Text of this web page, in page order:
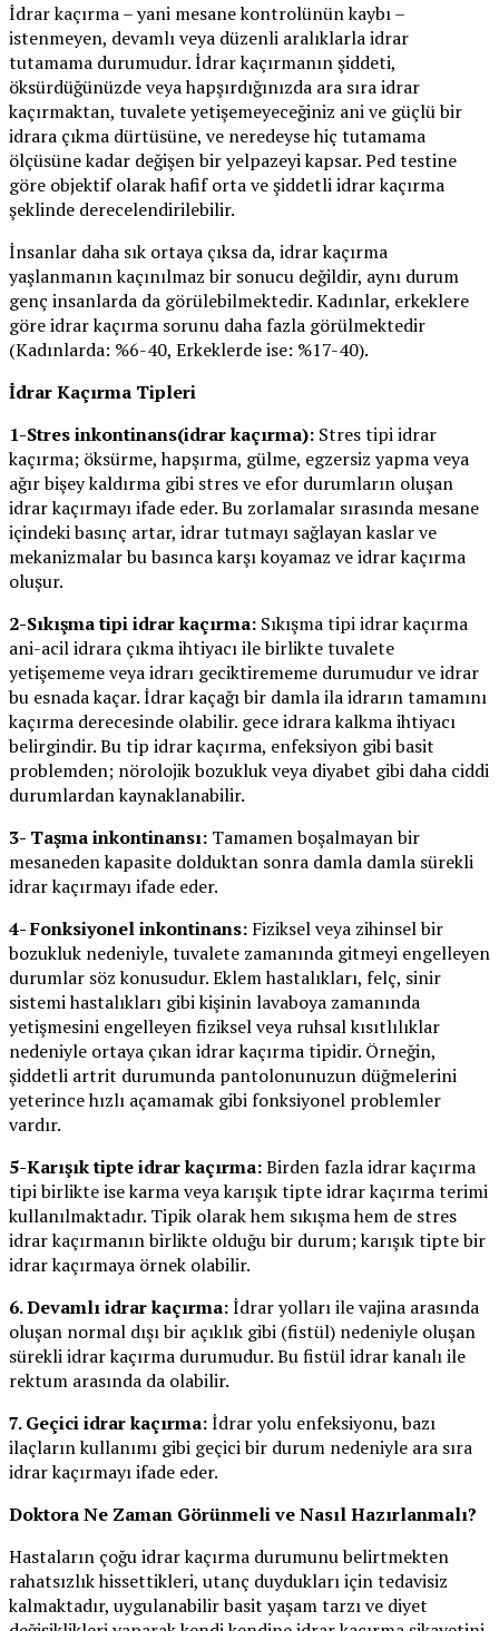
İdrar kaçırma – yani mesane kontrolünün kaybı –
istenmeyen, devamlı veya düzenli aralıklarla idrar
tutamama durumudur. İdrar kaçırmanın şiddeti,
öksürdüğünüzde veya hapşırdığınızda ara sıra idrar
kaçırmaktan, tuvalete yetişemeyeceğiniz ani ve güçlü bir
idrara çıkma dürtüsüne, ve neredeyse hiç tutamama
ölçüsüne kadar değişen bir yelpazeyi kapsar. Ped testine
göre objektif olarak hafif orta ve şiddetli idrar kaçırma
şeklinde derecelendirilebilir.
İnsanlar daha sık ortaya çıksa da, idrar kaçırma
yaşlanmanın kaçınılmaz bir sonucu değildir, aynı durum
genç insanlarda da görülebilmektedir. Kadınlar, erkeklere
göre idrar kaçırma sorunu daha fazla görülmektedir
(Kadınlarda: %6-40, Erkeklerde ise: %17-40).
İdrar Kaçırma Tipleri
1-Stres inkontinans(idrar kaçırma): Stres tipi idrar
kaçırma; öksürme, hapşırma, gülme, egzersiz yapma veya
ağır bişey kaldırma gibi stres ve efor durumların oluşan
idrar kaçırmayı ifade eder. Bu zorlamalar sırasında mesane
içindeki basınç artar, idrar tutmayı sağlayan kaslar ve
mekanizmalar bu basınca karşı koyamaz ve idrar kaçırma
oluşur.
2-Sıkışma tipi idrar kaçırma: Sıkışma tipi idrar kaçırma
ani-acil idrara çıkma ihtiyacı ile birlikte tuvalete
yetişememe veya idrarı geciktirememe durumudur ve idrar
bu esnada kaçar. İdrar kaçağı bir damla ila idrarın tamamını
kaçırma derecesinde olabilir. gece idrara kalkma ihtiyacı
belirgindir. Bu tip idrar kaçırma, enfeksiyon gibi basit
problemden; nörolojik bozukluk veya diyabet gibi daha ciddi
durumlardan kaynaklanabilir.
3- Taşma inkontinansı: Tamamen boşalmayan bir
mesaneden kapasite dolduktan sonra damla damla sürekli
idrar kaçırmayı ifade eder.
4- Fonksiyonel inkontinans: Fiziksel veya zihinsel bir
bozukluk nedeniyle, tuvalete zamanında gitmeyi engelleyen
durumlar söz konusudur. Eklem hastalıkları, felç, sinir
sistemi hastalıkları gibi kişinin lavaboya zamanında
yetişmesini engelleyen fiziksel veya ruhsal kısıtlılıklar
nedeniyle ortaya çıkan idrar kaçırma tipidir. Örneğin,
şiddetli artrit durumunda pantolonunuzun düğmelerini
yeterince hızlı açamamak gibi fonksiyonel problemler
vardır.
5-Karışık tipte idrar kaçırma:Birden fazla idrar kaçırma
tipi birlikte ise karma veya karışık tipte idrar kaçırma terimi
kullanılmaktadır. Tipik olarak hem sıkışma hem de stres
idrar kaçırmanın birlikte olduğu bir durum; karışık tipte bir
idrar kaçırmaya örnek olabilir.
6. Devamlı idrar kaçırma:İdrar yolları ile vajina arasında
oluşan normal dışı bir açıklık gibi (fistül) nedeniyle oluşan
sürekli idrar kaçırma durumudur. Bu fistül idrar kanalı ile
rektum arasında da olabilir.
7. Geçici idrar kaçırma:İdrar yolu enfeksiyonu, bazı
ilaçların kullanımı gibi geçici bir durum nedeniyle ara sıra
idrar kaçırmayı ifade eder.
Doktora Ne Zaman Görünmeli ve Nasıl Hazırlanmalı?
Hastaların çoğu idrar kaçırma durumunu belirtmekten
rahatsızlık hissettikleri, utanç duydukları için tedavisiz
kalmaktadır, uygulanabilir basit yaşam tarzı ve diyet